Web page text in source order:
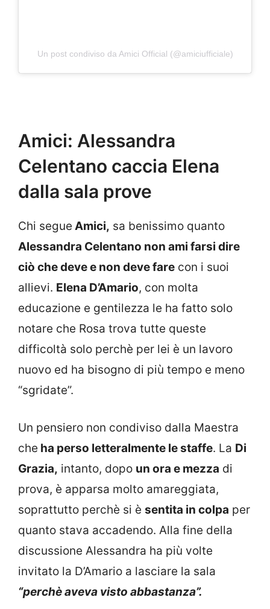
Un post condiviso da Amici Official (@amiciufficiale)
Amici: Alessandra
Celentano caccia Elena
dalla sala prove
Chi segue Amici, sa benissimo quanto
Alessandra Celentano non ami farsi dire
ciò che deve e non deve fare con i suoi
allievi. Elena D’Amario, con molta
educazione e gentilezza le ha fatto solo
notare che Rosa trova tutte queste
difficoltà solo perchè per lei è un lavoro
nuovo ed ha bisogno di più tempo e meno
“sgridate”.
Un pensiero non condiviso dalla Maestra
che ha perso letteralmente le staffe. La Di
Grazia, intanto, dopo un ora e mezza di
prova, è apparsa molto amareggiata,
soprattutto perchè si è sentita in colpa per
quanto stava accadendo. Alla fine della
discussione Alessandra ha più volte
invitato la D’Amario a lasciare la sala
“perchè aveva visto abbastanza”.